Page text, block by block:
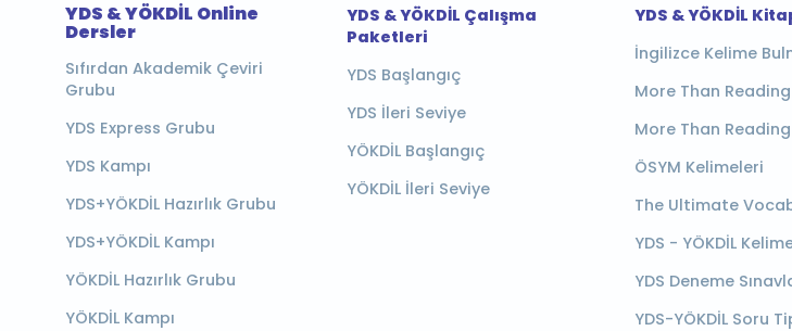
YDS & YÖKDİL Online
Dersler
Sıfırdan Akademik Çeviri
Grubu
YDS Express Grubu
YDS Kampı
YDS+YÖKDİL Hazırlık Grubu
YDS+YÖKDİL Kampı
YÖKDİL Hazırlık Grubu
YÖKDİL Kampı
YDS & YÖKDİL Çalışma
Paketleri
YDS Başlangıç
YDS İleri Seviye
YÖKDİL Başlangıç
YÖKDİL İleri Seviye
YDS & YÖKDİL
İngilizce Kelime
More Than Reading
More Than
ÖSYM Kelimeleri
The Ultimate
YDS - YÖKDİL
YDS Deneme
YDS-YÖKDİL Soru